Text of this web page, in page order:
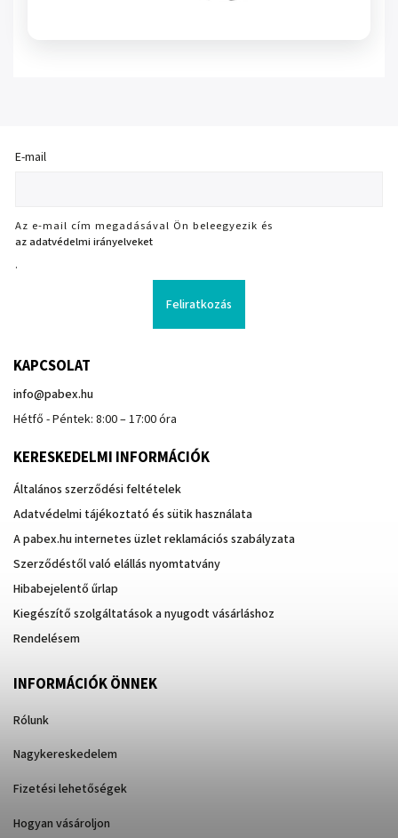
E-mail
Az e-mail cím megadásával Ön beleegyezik és
az adatvédelmi irányelveket
.
Feliratkozás
KAPCSOLAT
info@pabex.hu
Hétfő - Péntek: 8:00 – 17:00 óra
KERESKEDELMI INFORMÁCIÓK
Általános szerződési feltételek
Adatvédelmi tájékoztató és sütik használata
A pabex.hu internetes üzlet reklamációs szabályzata
Szerződéstől való elállás nyomtatvány
Hibabejelentő űrlap
Kiegészítő szolgáltatások a nyugodt vásárláshoz
Rendelésem
INFORMÁCIÓK ÖNNEK
Rólunk
Nagykereskedelem
Fizetési lehetőségek
Hogyan vásároljon